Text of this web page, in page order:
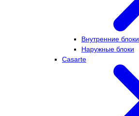
Внутренние блоки
Наружные блоки
Casarte